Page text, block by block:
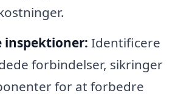
inspektioner: Identificere
forbindelser, sikringer
for at forbedre